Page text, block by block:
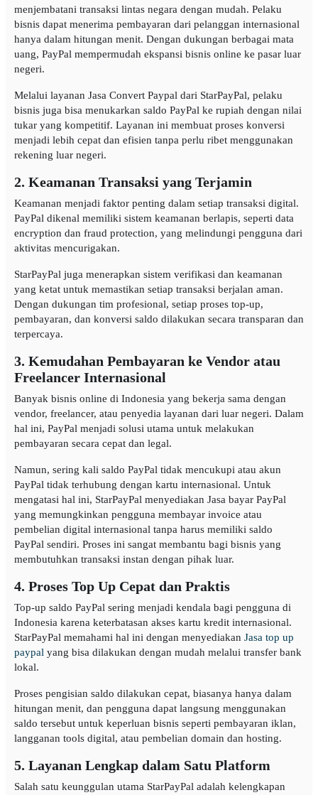
menjembatani transaksi lintas negara dengan mudah. Pelaku
bisnis dapat menerima pembayaran dari pelanggan internasional
hanya dalam hitungan menit. Dengan dukungan berbagai mata
uang, PayPal mempermudah ekspansi bisnis online ke pasar luar
negeri.
Melalui layanan Jasa Convert Paypal dari StarPayPal, pelaku
bisnis juga bisa menukarkan saldo PayPal ke rupiah dengan nilai
tukar yang kompetitif. Layanan ini membuat proses konversi
menjadi lebih cepat dan efisien tanpa perlu ribet menggunakan
rekening luar negeri.
2. Keamanan Transaksi yang Terjamin
Keamanan menjadi faktor penting dalam setiap transaksi digital.
PayPal dikenal memiliki sistem keamanan berlapis, seperti data
encryption dan fraud protection, yang melindungi pengguna dari
aktivitas mencurigakan.
StarPayPal juga menerapkan sistem verifikasi dan keamanan
yang ketat untuk memastikan setiap transaksi berjalan aman.
Dengan dukungan tim profesional, setiap proses top-up,
pembayaran, dan konversi saldo dilakukan secara transparan dan
terpercaya.
3. Kemudahan Pembayaran ke Vendor atau
Freelancer Internasional
Banyak bisnis online di Indonesia yang bekerja sama dengan
vendor, freelancer, atau penyedia layanan dari luar negeri. Dalam
hal ini, PayPal menjadi solusi utama untuk melakukan
pembayaran secara cepat dan legal.
Namun, sering kali saldo PayPal tidak mencukupi atau akun
PayPal tidak terhubung dengan kartu internasional. Untuk
mengatasi hal ini, StarPayPal menyediakan Jasa bayar PayPal
yang memungkinkan pengguna membayar invoice atau
pembelian digital internasional tanpa harus memiliki saldo
PayPal sendiri. Proses ini sangat membantu bagi bisnis yang
membutuhkan transaksi instan dengan pihak luar.
4. Proses Top Up Cepat dan Praktis
Top-up saldo PayPal sering menjadi kendala bagi pengguna di
Indonesia karena keterbatasan akses kartu kredit internasional.
StarPayPal memahami hal ini dengan menyediakan Jasa top up
paypal yang bisa dilakukan dengan mudah melalui transfer bank
lokal.
Proses pengisian saldo dilakukan cepat, biasanya hanya dalam
hitungan menit, dan pengguna dapat langsung menggunakan
saldo tersebut untuk keperluan bisnis seperti pembayaran iklan,
langganan tools digital, atau pembelian domain dan hosting.
5. Layanan Lengkap dalam Satu Platform
Salah satu keunggulan utama StarPayPal adalah kelengkapan